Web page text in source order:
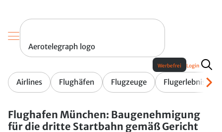
Aerotelegraph logo
Airlines Flughäfen Flugzeuge Flugerlebnis
Werbefrei Login
Flughafen München: Baugenehmigung
für die dritte Startbahn gemäß Gericht